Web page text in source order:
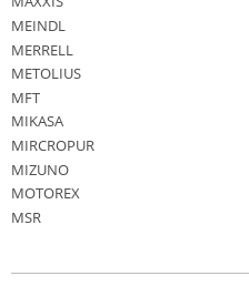
MEINDL
MERRELL
METOLIUS
MFT
MIKASA
MIRCROPUR
MIZUNO
MOTOREX
MSR